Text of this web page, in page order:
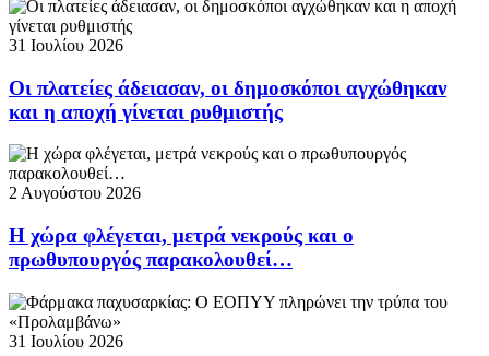
31 Ιουλίου 2026
Οι πλατείες άδειασαν, οι δημοσκόποι αγχώθηκαν
και η αποχή γίνεται ρυθμιστής
2 Αυγούστου 2026
Η χώρα φλέγεται, μετρά νεκρούς και ο
πρωθυπουργός παρακολουθεί…
31 Ιουλίου 2026